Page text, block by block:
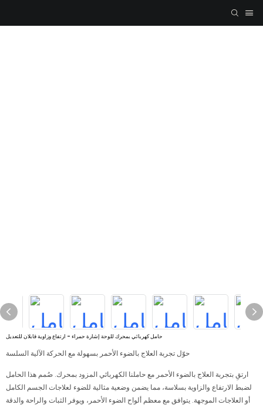
حامل كهربائي بمحرك للوحة إشارة حمراء - ارتفاع وزاوية قابلان للتعديل
حوّل تجربة العلاج بالضوء الأحمر بسهولة مع الحركة الآلية السلسة
ارتقِ بتجربة العلاج بالضوء الأحمر مع حاملنا الكهربائي المزود بمحرك. صُمم هذا الحامل
لضبط الارتفاع والزاوية بسلاسة، مما يضمن وضعية مثالية للضوء لعلاجات الجسم الكامل
أو العلاجات الموجهة. يتوافق مع معظم ألواح الضوء الأحمر، ويوفر الثبات والراحة والدقة